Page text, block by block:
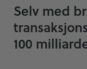
Selv med
100